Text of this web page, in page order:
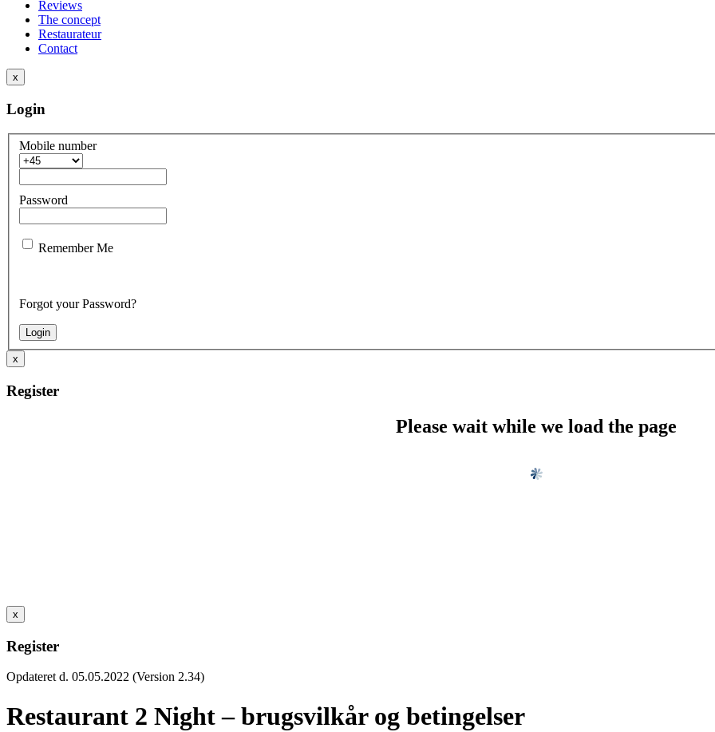
Reviews
The concept
Restaurateur
Contact
x
Login
Mobile number
Password
Remember Me
Forgot your Password?
x
Register
Please wait while we load the page
x
Register
Opdateret d. 05.05.2022 (Version 2.34)
Restaurant 2 Night – brugsvilkår og betingelser